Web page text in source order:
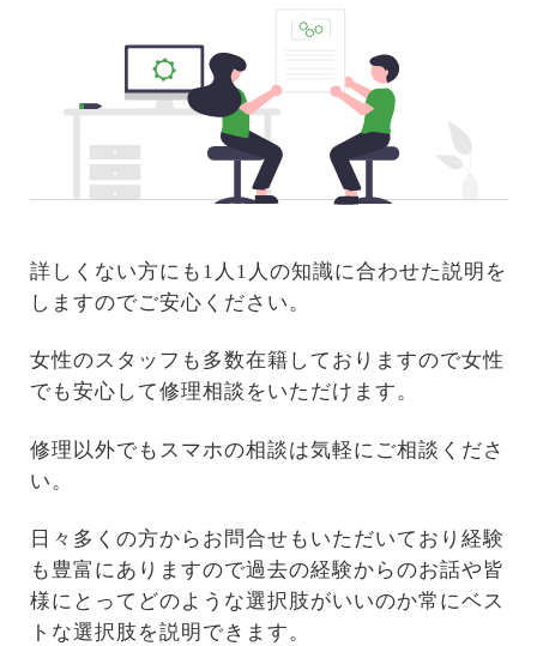
詳しくない方にも1人1人の知識に合わせた説明を
しますのでご安心ください。
女性のスタッフも多数在籍しておりますので女性
でも安心して修理相談をいただけます。
修理以外でもスマホの相談は気軽にご相談くださ
い。
日々多くの方からお問合せもいただいており経験
も豊富にありますので過去の経験からのお話や皆
様にとってどのような選択肢がいいのか常にベス
トな選択肢を説明できます。